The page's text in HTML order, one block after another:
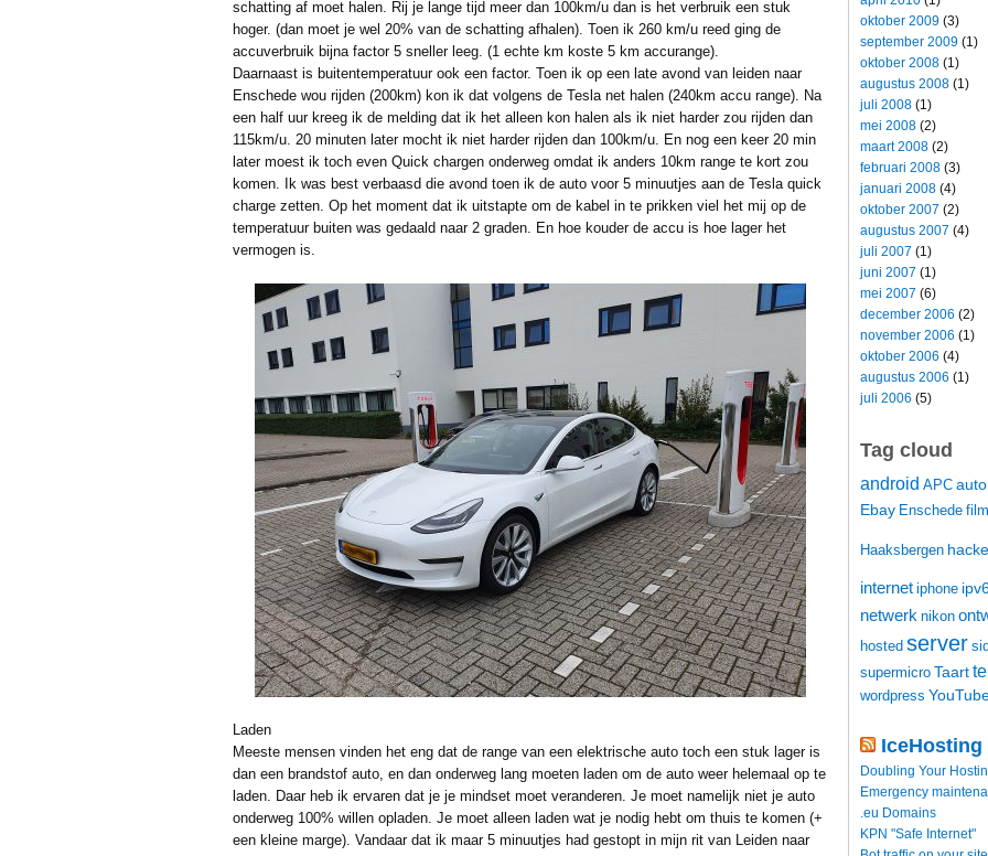
schatting af moet halen. Rij je lange tijd meer dan 100km/u dan is het verbruik een stuk
hoger. (dan moet je wel 20% van de schatting afhalen). Toen ik 260 km/u reed ging de
accuverbruik bijna factor 5 sneller leeg. (1 echte km koste 5 km accurange).
Daarnaast is buitentemperatuur ook een factor. Toen ik op een late avond van leiden naar
Enschede wou rijden (200km) kon ik dat volgens de Tesla net halen (240km accu range). Na
een half uur kreeg ik de melding dat ik het alleen kon halen als ik niet harder zou rijden dan
115km/u. 20 minuten later mocht ik niet harder rijden dan 100km/u. En nog een keer 20 min
later moest ik toch even Quick chargen onderweg omdat ik anders 10km range te kort zou
komen. Ik was best verbaasd die avond toen ik de auto voor 5 minuutjes aan de Tesla quick
charge zetten. Op het moment dat ik uitstapte om de kabel in te prikken viel het mij op de
temperatuur buiten was gedaald naar 2 graden. En hoe kouder de accu is hoe lager het
vermogen is.
Laden
Meeste mensen vinden het eng dat de range van een elektrische auto toch een stuk lager is
dan een brandstof auto, en dan onderweg lang moeten laden om de auto weer helemaal op te
laden. Daar heb ik ervaren dat je je mindset moet veranderen. Je moet namelijk niet je auto
onderweg 100% willen opladen. Je moet alleen laden wat je nodig hebt om thuis te komen (+
een kleine marge). Vandaar dat ik maar 5 minuutjes had gestopt in mijn rit van Leiden naar
oktober 2009 (3)
september 2009 (1)
oktober 2008 (1)
augustus 2008 (1)
juli 2008 (1)
mei 2008 (2)
maart 2008 (2)
februari 2008 (3)
januari 2008 (4)
oktober 2007 (2)
augustus 2007 (4)
juli 2007 (1)
juni 2007 (1)
mei 2007 (6)
december 2006 (2)
november 2006 (1)
oktober 2006 (4)
augustus 2006 (1)
juli 2006 (5)
Tag cloud
android APC auto
Ebay Enschede film
Haaksbergen
internet iphone
netwerk nikon
hosted server
supermicro Taart
wordpress
IceHosting
Doubling Your
Emergency
.eu Domains
KPN "Safe Internet"